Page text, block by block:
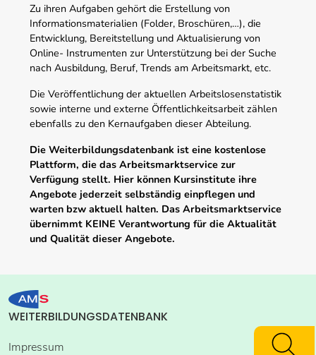
Zu ihren Aufgaben gehört die Erstellung von
Informationsmaterialien (Folder, Broschüren,…), die
Entwicklung, Bereitstellung und Aktualisierung von
Online- Instrumenten zur Unterstützung bei der Suche
nach Ausbildung, Beruf, Trends am Arbeitsmarkt, etc.
Die Veröffentlichung der aktuellen Arbeitslosenstatistik
sowie interne und externe Öffentlichkeitsarbeit zählen
ebenfalls zu den Kernaufgaben dieser Abteilung.
Die Weiterbildungsdatenbank ist eine kostenlose
Plattform, die das Arbeitsmarktservice zur
Verfügung stellt. Hier können Kursinstitute ihre
Angebote jederzeit selbständig einpflegen und
warten bzw aktuell halten. Das Arbeitsmarktservice
übernimmt KEINE Verantwortung für die Aktualität
und Qualität dieser Angebote.
WEITERBILDUNGSDATENBANK
Impressum